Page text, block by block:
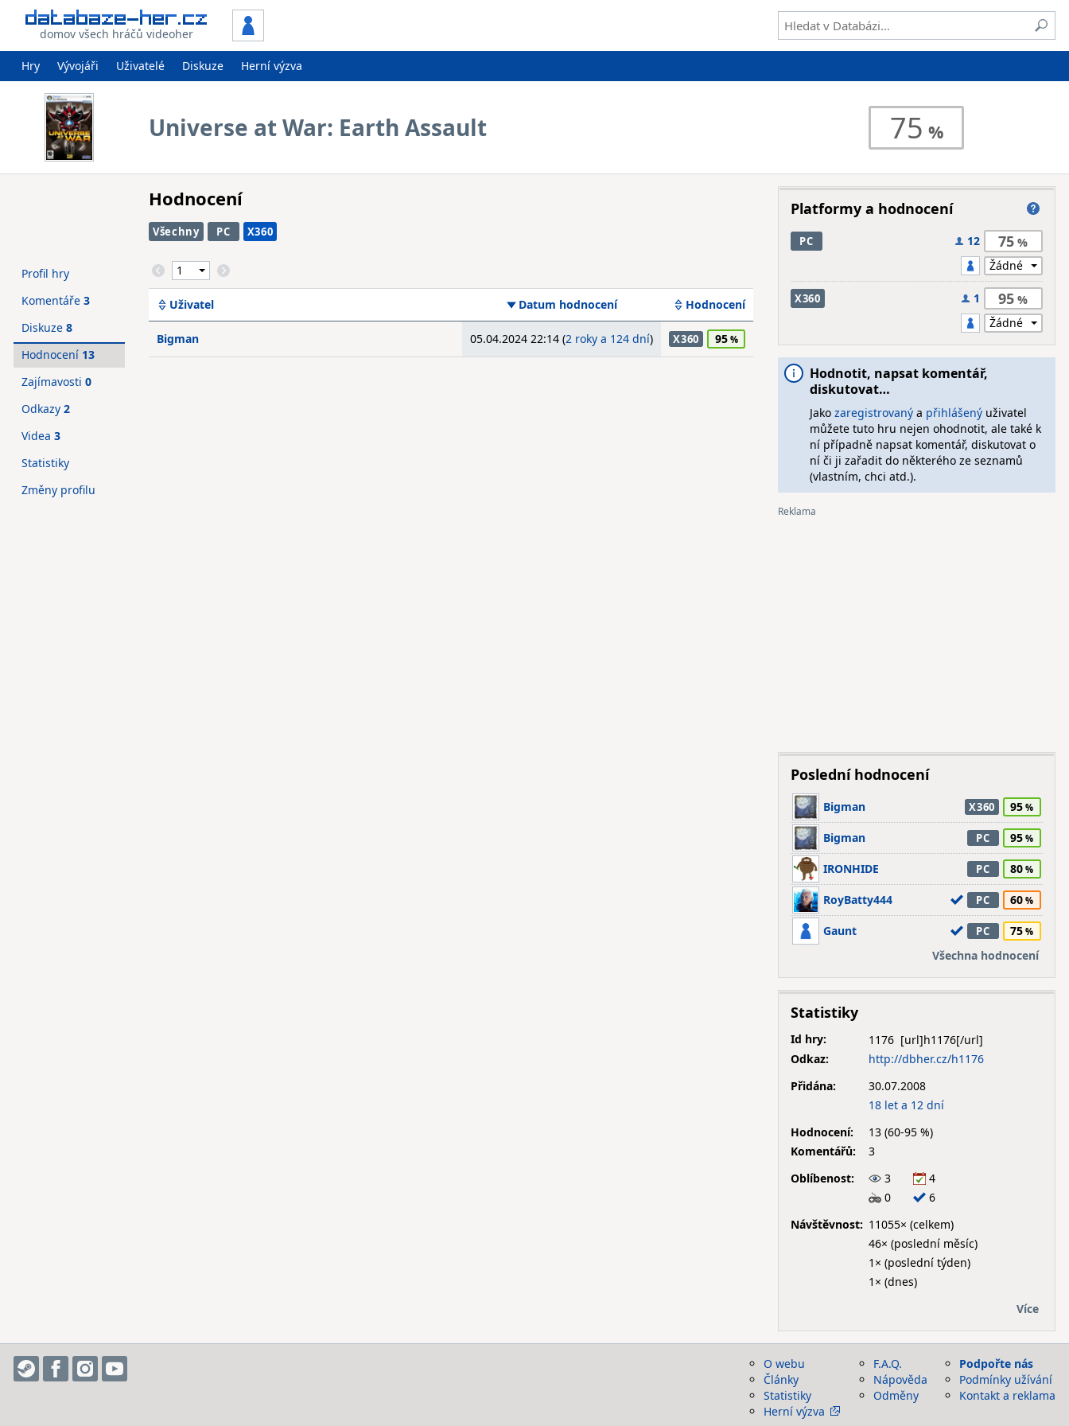
domov všech hráčů videoher
Hry Vývojáři Uživatelé Diskuze Herní výzva
Universe at War: Earth Assault 75
Hodnocení
Všechny PC X360
Uživatel Datum hodnocení Hodnocení
Bigman 05.04.2024 22:14 (2 roky a 124 dní) X360 95
Profil hry
Komentáře 3
Diskuze 8
Hodnocení 13
Zajímavosti 0
Odkazy 2
Videa 3
Statistiky
Změny profilu
Platformy a hodnocení
PC 12 75
X360 1 95
Hodnotit, napsat komentář,
diskutovat…
Jako zaregistrovanýa přihlášenýuživatel
můžete tuto hru nejen ohodnotit, ale také k
ní případně napsat komentář, diskutovat o
ní či ji zařadit do některého ze seznamů
(vlastním, chci atd.).
Poslední hodnocení
Bigman X360 95
Bigman PC 95
IRONHIDE PC 80
RoyBatty444 PC 60
Gaunt PC
75
Všechna hodnocení
Statistiky
Id hry:
1176
Odkaz:
http://dbher.cz/h1176
Přidána:
30.07.2008
18 let a 12 dní
Hodnocení:
13 (60-95 %)
Komentářů:
3
Oblíbenost:
3
4
0
6
Návštěvnost: 11055× (celkem)
46× (poslední měsíc)
1× (poslední týden)
1× (dnes)
Více
O webu
Články
Statistiky
Herní výzva
F.A.Q.
Nápověda
Odměny
Podpořte nás
Podmínky užívání
Kontakt a reklama